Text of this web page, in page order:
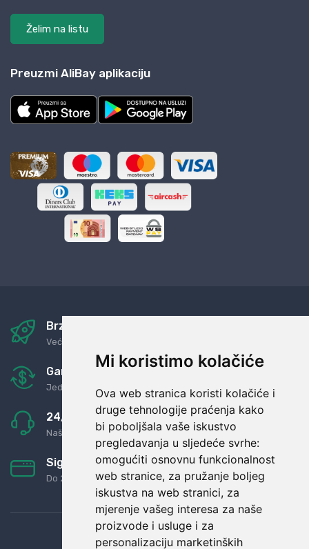
Mi koristimo kolačiće
Ova web stranica koristi kolačiće i
druge tehnologije praćenja kako
bi poboljšala vaše iskustvo
pregledavanja u sljedeće svrhe:
omogućiti osnovnu funkcionalnost
web stranice, za pružanje boljeg
iskustva na web stranici, za
mjerenje vašeg interesa za naše
proizvode i usluge i za
personalizaciju marketinških
Želim na listu
Preuzmi AliBay aplikaciju
Brza i sigurna dostava
Već za nekoliko dana kod vas
Garancija u povrat novaca
Jednostavno pravilo: Roba za novac
24/7 odlična podrška
Naši agenti uvijek na raspolaganju
Sigurno obročno plaćanje
Do 24 rata bez kamata